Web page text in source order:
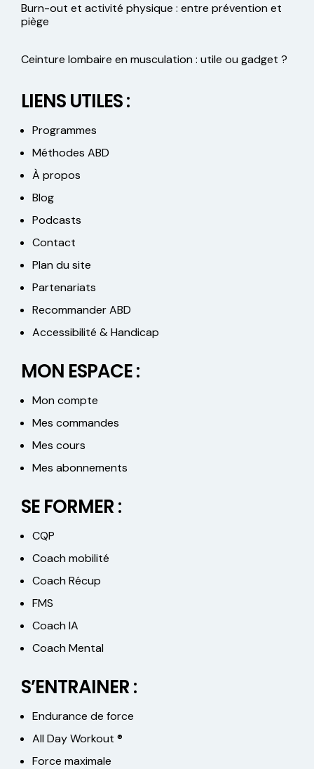
Burn-out et activité physique : entre prévention et
piège
Ceinture lombaire en musculation : utile ou gadget ?
LIENS UTILES :
Programmes
Méthodes ABD
À propos
Blog
Podcasts
Contact
Plan du site
Partenariats
Recommander ABD
Accessibilité & Handicap
MON ESPACE :
Mon compte
Mes commandes
Mes cours
Mes abonnements
SE FORMER :
CQP
Coach mobilité
Coach Récup
FMS
Coach IA
Coach Mental
S’ENTRAINER :
Endurance de force
All Day Workout ®
Force maximale